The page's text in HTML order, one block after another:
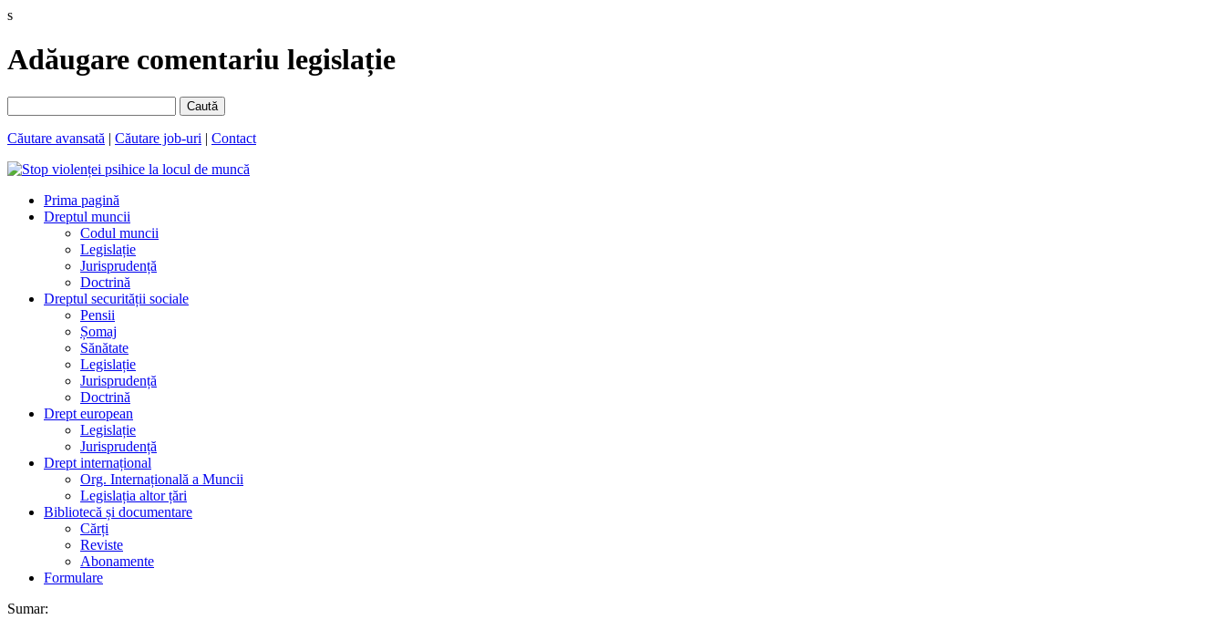
s
Adăugare comentariu legislație
Caută
Căutare avansată | Căutare job-uri | Contact
Prima pagină
Dreptul muncii
Codul muncii
Legislație
Jurisprudență
Doctrină
Dreptul securității sociale
Pensii
Șomaj
Sănătate
Legislație
Jurisprudență
Doctrină
Drept european
Legislație
Jurisprudență
Drept internațional
Org. Internațională a Muncii
Legislația altor țări
Bibliotecă și documentare
Cărți
Reviste
Abonamente
Formulare
Sumar: